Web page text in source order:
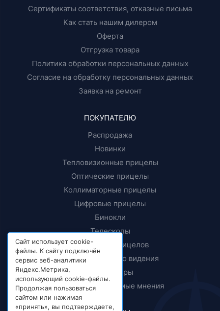
Сертификаты соответствия, отказные письма
Как стать нашим дилером
Оферта
Отгрузка товара
Политика обработки персональных данных
Согласие на обработку персональных данных
Заявка на ремонт
ПОКУПАТЕЛЮ
Распродажа
Новинки
Тепловизионные прицелы
Оптические прицелы
Коллиматорные прицелы
Цифровые прицелы
Бинокли
Телескопы
Крепления прицелов
Приборы ночного видения
Дальномеры
Тесты и независимые мнения
Сайт использует cookie-
файлы. К сайту подключён
сервис веб-аналитики
Яндекс.Метрика,
использующий cookie-файлы.
Продолжая пользоваться
сайтом или нажимая
«принять», вы подтверждаете,